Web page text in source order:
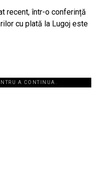
recent, într-o conferință
cu plată la Lugoj este
A CONTINUA.